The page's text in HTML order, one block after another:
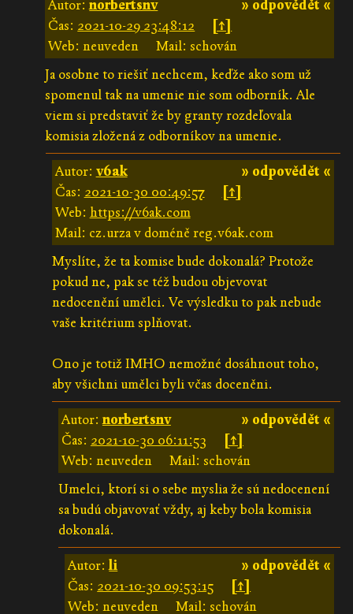
» odpovědět «
Autor:norbertsnv
Čas: 2021-10-29 23:48:12
[↑]
Web: neuveden
Mail: schován
Ja osobne to riešiť nechcem, keďže ako som už
spomenul tak na umenie nie som odborník. Ale
viem si predstaviť že by granty rozdeľovala
komisia zložená z odborníkov na umenie.
» odpovědět «
Autor: v6ak
Čas: 2021-10-30 00:49:57
[↑]
Web: https://v6ak.com
Mail: cz.urza v doméně reg.v6ak.com
Myslíte, že ta komise bude dokonalá? Protože
pokud ne, pak se též budou objevovat
nedocenění umělci. Ve výsledku to pak nebude
vaše kritérium splňovat.
Ono je totiž IMHO nemožné dosáhnout toho,
aby všichni umělci byli včas doceněni.
» odpovědět «
Autor:norbertsnv
Čas: 2021-10-30 06:11:53
[↑]
Web: neuveden
Mail: schován
Umelci, ktorí si o sebe myslia že sú nedocenení
sa budú objavovať vždy, aj keby bola komisia
dokonalá.
» odpovědět «
Autor:li
Čas: 2021-10-30 09:53:15
[↑]
Web: neuveden
Mail: schován